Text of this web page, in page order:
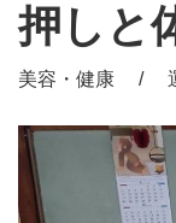
押しと
美容・健康 /